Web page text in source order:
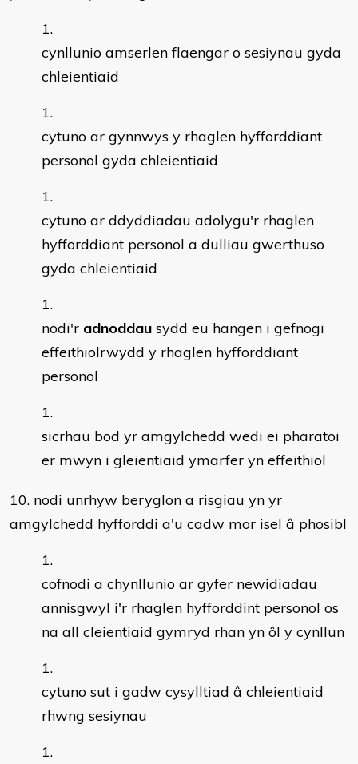
cynllunio amserlen flaengar o sesiynau gyda
chleientiaid
cytuno ar gynnwys y rhaglen hyfforddiant
personol gyda chleientiaid
cytuno ar ddyddiadau adolygu'r rhaglen
hyfforddiant personol a dulliau gwerthuso
gyda chleientiaid
nodi'r adnoddau sydd eu hangen i gefnogi
effeithiolrwydd y rhaglen hyfforddiant
personol
sicrhau bod yr amgylchedd wedi ei pharatoi
er mwyn i gleientiaid ymarfer yn effeithiol
10. nodi unrhyw beryglon a risgiau yn yr
amgylchedd hyfforddi a'u cadw mor isel â phosibl
cofnodi a chynllunio ar gyfer newidiadau
annisgwyl i'r rhaglen hyfforddint personol os
na all cleientiaid gymryd rhan yn ôl y cynllun
cytuno sut i gadw cysylltiad â chleientiaid
rhwng sesiynau